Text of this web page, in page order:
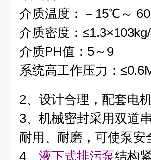
介质温度：－15℃～
介质密度：
介质PH值：5～9
系统高工作压力：
2、设计合理，配套电
3、机械密封采用双道
耐用、耐磨，可使泵
4、 液下式排污泵结构